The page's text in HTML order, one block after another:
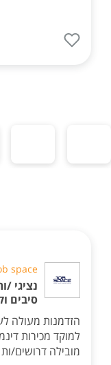
space
נציגי /
סיבים
הזדמנות מעולה
למוקד מכירות
מובילה דרושים/